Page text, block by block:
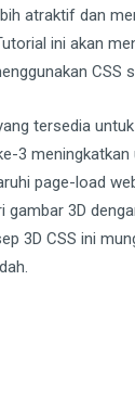
atraktif dan
ini akan
CSS
tersedia
3 meningkatkan
page-load
3D
3D CSS ini